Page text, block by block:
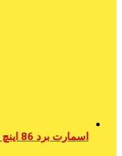
اسمارت برد 86 اینچ